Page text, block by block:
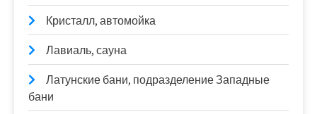
Кристалл, автомойка
Лавиаль, сауна
Латунские бани, подразделение Западные
бани